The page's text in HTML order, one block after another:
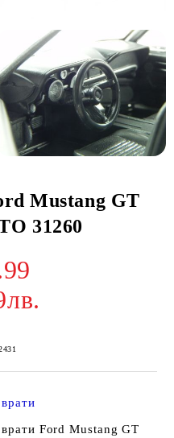
Mustang GT
31260
Ford Mustang GT